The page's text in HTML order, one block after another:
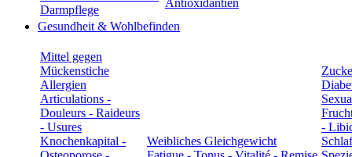
Darmpflege
Antioxidantien
Gesundheit & Wohlbefinden
Mittel gegen
Mückenstiche
Allergien
Articulations -
Douleurs - Raideurs
- Usures
Knochenkapital -
Weibliches Gleichgewicht
-